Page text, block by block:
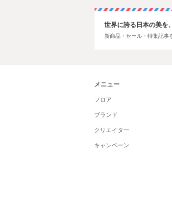
世界に誇る日本の美を
新商品・セール・特集記事
メニュー
フロア
ブランド
クリエイター
キャンペーン